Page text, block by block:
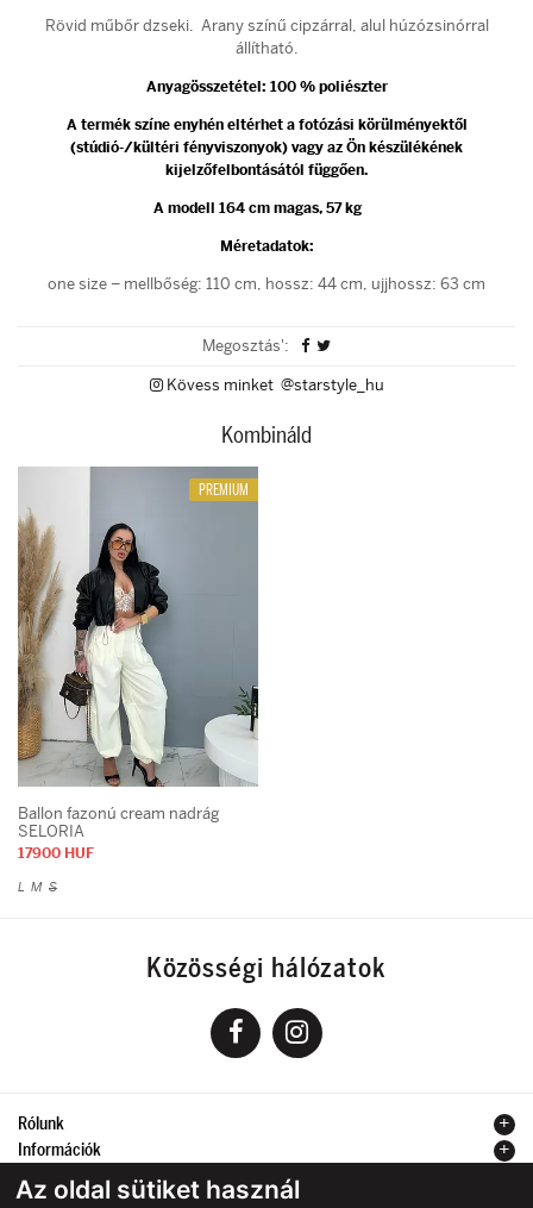
Az oldal sütiket használ
Rövid műbőr dzseki. Arany színű cipzárral, alul húzózsinórral
állítható.
Anyagösszetétel: 100 % poliészter
A termék színe enyhén eltérhet a fotózási körülményektől
(stúdió-/kültéri fényviszonyok) vagy az Ön készülékének
kijelzőfelbontásától függően.
A modell 164 cm magas, 57 kg
Méretadatok:
one size – mellbőség: 110 cm, hossz: 44 cm, ujjhossz: 63 cm
Megosztás':
Kövess minket @starstyle_hu
Kombináld
PREMIUM
Ballon fazonú cream nadrág
SELORIA
17900 HUF
L M S
Közösségi hálózatok
Rólunk
Információk
Kapcsolat